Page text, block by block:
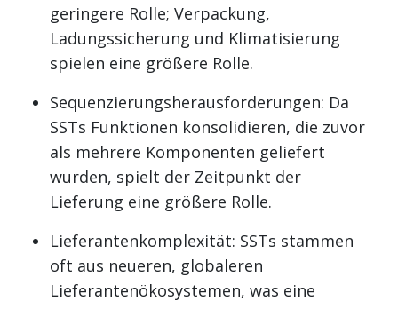
geringere Rolle; Verpackung,
Ladungssicherung und Klimatisierung
spielen eine größere Rolle.
Sequenzierungsherausforderungen: Da
SSTs Funktionen konsolidieren, die zuvor
als mehrere Komponenten geliefert
wurden, spielt der Zeitpunkt der
Lieferung eine größere Rolle.
Lieferantenkomplexität: SSTs stammen
oft aus neueren, globaleren
Lieferantenökosystemen, was eine